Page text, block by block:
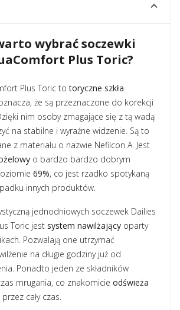
wybrać soczewki
Plus Toric?
Plus Toric totoryczne szkła
że są przeznaczone do korekcji
nim osoby zmagające się z tą wadą
na stabilne i wyraźne widzenie. Są to
z materiału o nazwie Nefilcon A. Jest
o bardzo bardzo dobrym
69%, co jest rzadko spotykaną
innych produktów.
jednodniowych soczewek Dailies
Toric jest system nawilżający oparty
Pozwalają one utrzymać
na długie godziny już od
Ponadto jeden ze składników
mrugania, co znakomicie odświeża
cały czas.